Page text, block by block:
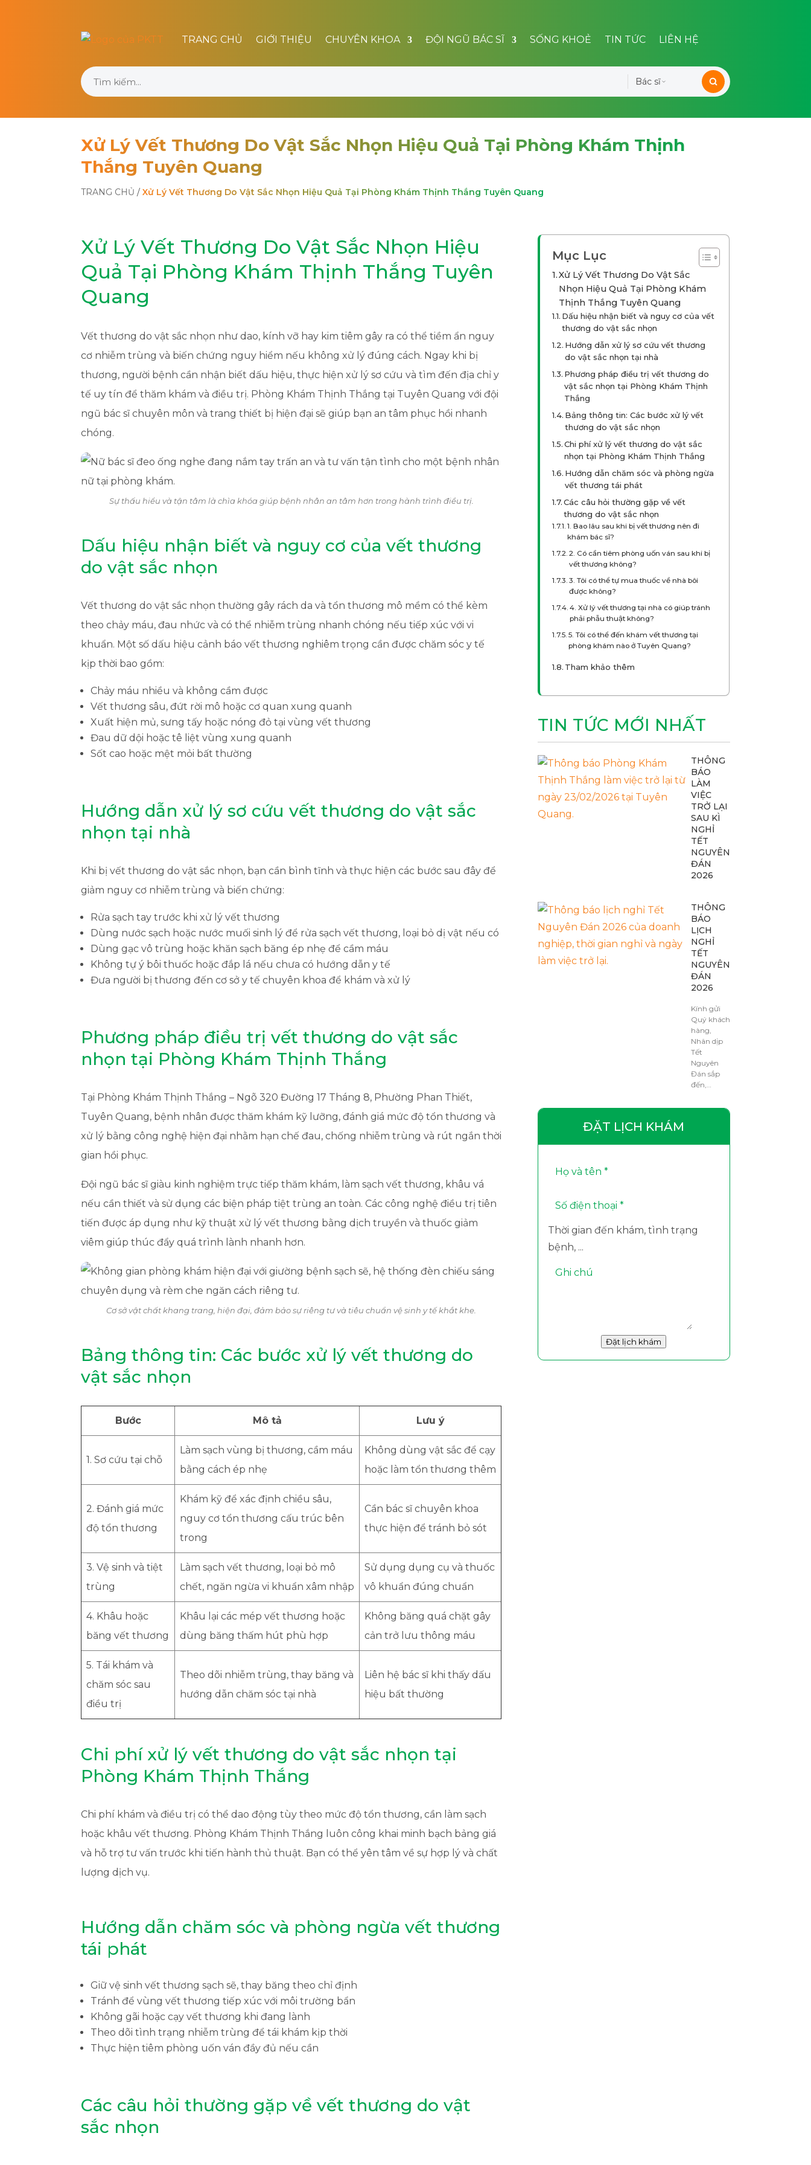
TRANG CHỦ GIỚI THIỆU CHUYÊN KHOA ĐỘI NGŨ BÁC SĨ SỐNG KHOẺ TIN TỨC LIÊN HỆ
Bác sĩ
Xử Lý Vết Thương Do Vật Sắc Nhọn Hiệu Quả Tại Phòng Khám Thịnh
Thắng Tuyên Quang
TRANG CHỦ /Xử Lý Vết Thương Do Vật Sắc Nhọn Hiệu Quả Tại Phòng Khám Thịnh Thắng Tuyên Quang
Xử Lý Vết Thương Do Vật Sắc Nhọn Hiệu
Quả Tại Phòng Khám Thịnh Thắng Tuyên
Quang
Vết thương do vật sắc nhọn như dao, kính vỡ hay kim tiêm gây ra có thể tiềm ẩn nguy
cơ nhiễm trùng và biến chứng nguy hiểm nếu không xử lý đúng cách. Ngay khi bị
thương, người bệnh cần nhận biết dấu hiệu, thực hiện xử lý sơ cứu và tìm đến địa chỉ y
tế uy tín để thăm khám và điều trị. Phòng Khám Thịnh Thắng tại Tuyên Quang với đội
ngũ bác sĩ chuyên môn và trang thiết bị hiện đại sẽ giúp bạn an tâm phục hồi nhanh
chóng.
Sự thấu hiểu và tận tâm là chìa khóa giúp bệnh nhân an tâm hơn trong hành trình điều trị.
Dấu hiệu nhận biết và nguy cơ của vết thương
do vật sắc nhọn
Vết thương do vật sắc nhọn thường gây rách da và tổn thương mô mềm có thể kèm
theo chảy máu, đau nhức và có thể nhiễm trùng nhanh chóng nếu tiếp xúc với vi
khuẩn. Một số dấu hiệu cảnh báo vết thương nghiêm trọng cần được chăm sóc y tế
kịp thời bao gồm:
Chảy máu nhiều và không cầm được
Vết thương sâu, đứt rời mô hoặc cơ quan xung quanh
Xuất hiện mủ, sưng tấy hoặc nóng đỏ tại vùng vết thương
Đau dữ dội hoặc tê liệt vùng xung quanh
Sốt cao hoặc mệt mỏi bất thường
Hướng dẫn xử lý sơ cứu vết thương do vật sắc
nhọn tại nhà
Khi bị vết thương do vật sắc nhọn, bạn cần bình tĩnh và thực hiện các bước sau đây để
giảm nguy cơ nhiễm trùng và biến chứng:
Rửa sạch tay trước khi xử lý vết thương
Dùng nước sạch hoặc nước muối sinh lý để rửa sạch vết thương, loại bỏ dị vật nếu có
Dùng gạc vô trùng hoặc khăn sạch băng ép nhẹ để cầm máu
Không tự ý bôi thuốc hoặc đắp lá nếu chưa có hướng dẫn y tế
Đưa người bị thương đến cơ sở y tế chuyên khoa để khám và xử lý
Phương pháp điều trị vết thương do vật sắc
nhọn tại Phòng Khám Thịnh Thắng
Tại Phòng Khám Thịnh Thắng – Ngõ 320 Đường 17 Tháng 8, Phường Phan Thiết,
Tuyên Quang, bệnh nhân được thăm khám kỹ lưỡng, đánh giá mức độ tổn thương và
xử lý bằng công nghệ hiện đại nhằm hạn chế đau, chống nhiễm trùng và rút ngắn thời
gian hồi phục.
Đội ngũ bác sĩ giàu kinh nghiệm trực tiếp thăm khám, làm sạch vết thương, khâu vá
nếu cần thiết và sử dụng các biện pháp tiệt trùng an toàn. Các công nghệ điều trị tiên
tiến được áp dụng như kỹ thuật xử lý vết thương bằng dịch truyền và thuốc giảm
viêm giúp thúc đẩy quá trình lành nhanh hơn.
Cơ sở vật chất khang trang, hiện đại, đảm bảo sự riêng tư và tiêu chuẩn vệ sinh y tế khắt khe.
Bảng thông tin: Các bước xử lý vết thương do
vật sắc nhọn
Bước Mô tả Lưu ý
1. Sơ cứu tại chỗ
Làm sạch vùng bị thương, cầm máu
bằng cách ép nhẹ
Không dùng vật sắc để cạy
hoặc làm tổn thương thêm
2. Đánh giá mức
độ tổn thương
Khám kỹ để xác định chiều sâu,
nguy cơ tổn thương cấu trúc bên
trong
Cần bác sĩ chuyên khoa
thực hiện để tránh bỏ sót
3. Vệ sinh và tiệt
trùng
Làm sạch vết thương, loại bỏ mô
chết, ngăn ngừa vi khuẩn xâm nhập
Sử dụng dụng cụ và thuốc
vô khuẩn đúng chuẩn
4. Khâu hoặc
băng vết thương
Khâu lại các mép vết thương hoặc
dùng băng thấm hút phù hợp
Không băng quá chặt gây
cản trở lưu thông máu
5. Tái khám và
chăm sóc sau
điều trị
Theo dõi nhiễm trùng, thay băng và
hướng dẫn chăm sóc tại nhà
Liên hệ bác sĩ khi thấy dấu
hiệu bất thường
Chi phí xử lý vết thương do vật sắc nhọn tại
Phòng Khám Thịnh Thắng
Chi phí khám và điều trị có thể dao động tùy theo mức độ tổn thương, cần làm sạch
hoặc khâu vết thương. Phòng Khám Thịnh Thắng luôn công khai minh bạch bảng giá
và hỗ trợ tư vấn trước khi tiến hành thủ thuật. Bạn có thể yên tâm về sự hợp lý và chất
lượng dịch vụ.
Hướng dẫn chăm sóc và phòng ngừa vết thương
tái phát
Giữ vệ sinh vết thương sạch sẽ, thay băng theo chỉ định
Tránh để vùng vết thương tiếp xúc với môi trường bẩn
Không gãi hoặc cạy vết thương khi đang lành
Theo dõi tình trạng nhiễm trùng để tái khám kịp thời
Thực hiện tiêm phòng uốn ván đầy đủ nếu cần
Các câu hỏi thường gặp về vết thương do vật
sắc nhọn
Mục Lục
Xử Lý Vết Thương Do Vật Sắc
Nhọn Hiệu Quả Tại Phòng Khám
Thịnh Thắng Tuyên Quang
Dấu hiệu nhận biết và nguy cơ của vết
thương do vật sắc nhọn
Hướng dẫn xử lý sơ cứu vết thương
do vật sắc nhọn tại nhà
Phương pháp điều trị vết thương do
vật sắc nhọn tại Phòng Khám Thịnh
Thắng
Bảng thông tin: Các bước xử lý vết
thương do vật sắc nhọn
Chi phí xử lý vết thương do vật sắc
nhọn tại Phòng Khám Thịnh Thắng
Hướng dẫn chăm sóc và phòng ngừa
vết thương tái phát
Các câu hỏi thường gặp về vết
thương do vật sắc nhọn
1. Bao lâu sau khi bị vết thương nên đi
khám bác sĩ?
2. Có cần tiêm phòng uốn ván sau khi bị
vết thương không?
3. Tôi có thể tự mua thuốc về nhà bôi
được không?
4. Xử lý vết thương tại nhà có giúp tránh
phải phẫu thuật không?
5. Tôi có thể đến khám vết thương tại
phòng khám nào ở Tuyên Quang?
Tham khảo thêm
TIN TỨC MỚI NHẤT
THÔNG
BÁO
LÀM
VIỆC
TRỞ LẠI
SAU KÌ
NGHỈ
TẾT
NGUYÊN
ĐÁN
2026
THÔNG
BÁO
LỊCH
NGHỈ
TẾT
NGUYÊN
ĐÁN
2026
Kính gửi
Quý khách
hàng,
Nhân dịp
Tết
Nguyên
Đán sắp
đến,…
ĐẶT LỊCH KHÁM
Thời gian đến khám, tình trạng
bệnh, ...
Đặt lịch khám